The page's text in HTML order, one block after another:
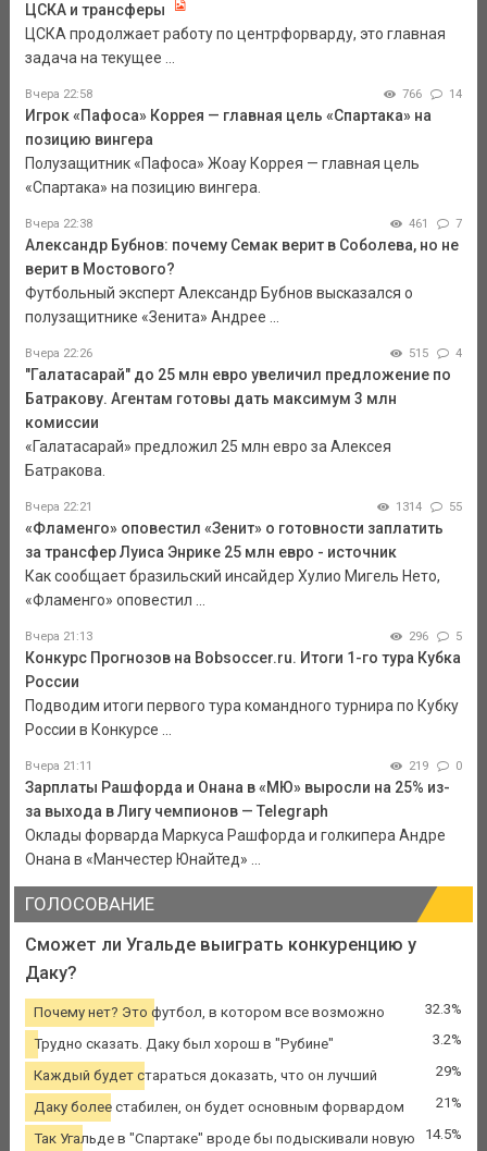
ЦСКА и трансферы
ЦСКА продолжает работу по центрфорварду, это главная
задача на текущее ...
Вчера 22:58 766 14
Игрок «Пафоса» Коррея — главная цель «Спартака» на
позицию вингера
Полузащитник «Пафоса» Жоау Коррея — главная цель
«Спартака» на позицию вингера.
Вчера 22:38 461 7
Александр Бубнов: почему Семак верит в Соболева, но не
верит в Мостового?
Футбольный эксперт Александр Бубнов высказался о
полузащитнике «Зенита» Андрее ...
Вчера 22:26 515 4
"Галатасарай" до 25 млн евро увеличил предложение по
Батракову. Агентам готовы дать максимум 3 млн
комиссии
«Галатасарай» предложил 25 млн евро за Алексея
Батракова.
Вчера 22:21 1314 55
«Фламенго» оповестил «Зенит» о готовности заплатить
за трансфер Луиса Энрике 25 млн евро - источник
Как сообщает бразильский инсайдер Хулио Мигель Нето,
«Фламенго» оповестил ...
Вчера 21:13 296 5
Конкурс Прогнозов на Bobsoccer.ru. Итоги 1-го тура Кубка
России
Подводим итоги первого тура командного турнира по Кубку
России в Конкурсе ...
Вчера 21:11 219 0
Зарплаты Рашфорда и Онана в «МЮ» выросли на 25% из-
за выхода в Лигу чемпионов — Telegraph
Оклады форварда Маркуса Рашфорда и голкипера Андре
Онана в «Манчестер Юнайтед» ...
ГОЛОСОВАНИЕ
Сможет ли Угальде выиграть конкуренцию у
Даку?
Почему нет? Это футбол, в котором все возможно 32.3%
Трудно сказать. Даку был хорош в "Рубине" 3.2%
Каждый будет стараться доказать, что он лучший 29%
Даку более стабилен, он будет основным форвардом 21%
Так Угальде в "Спартаке" вроде бы подыскивали новую 14.5%